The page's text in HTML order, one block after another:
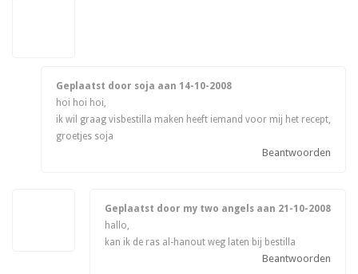
Geplaatst door soja aan 14-10-2008
hoi hoi hoi,
ik wil graag visbestilla maken heeft iemand voor mij het recept,
groetjes soja
Beantwoorden
Geplaatst door my two angels aan 21-10-2008
hallo,
kan ik de ras al-hanout weg laten bij bestilla
Beantwoorden